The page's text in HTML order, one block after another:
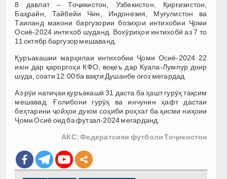
8 давлат – Тоҷикистон, Узбекистон, Қирғизистон,
Баҳрайн, Тайбейи Чин, Индонезия, Муғулистон ва
Таиланд макони баргузории бозиҳои интихобии Ҷоми
Осиё-2024 интихоб шуданд. Вохӯриҳои интихобӣ аз 7 то
11 октябр баргузор мешаванд.
Қуръакашии марҳилаи интихобии Ҷоми Осиё-2024 22
июн дар қароргоҳи КФО, воқеъ дар Куала-Лумпур доир
шуда, соати 12:00 ба вақти Душанбе оғоз мегардад.
Аз рӯи натиҷаи қуръакашӣ 31 даста ба ҳашт гурӯҳ тақсим
мешавад. Ғолибони гурӯҳ ва инчунин ҳафт дастаи
беҳтарини ҷойҳои дуюм соҳиби роҳхат ба қисми ниҳоии
Ҷоми Осиё оид ба футзал-2024 мегарданд.
АКС: Федератсияи футболи Тоҷикистон